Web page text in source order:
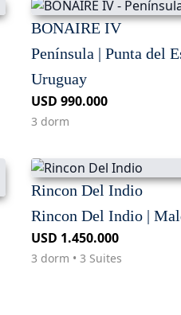
BONAIRE IV
Península | Punta del
Uruguay
USD 990.000
3 dorm
Rincon Del Indio
Rincon Del Indio |
USD 1.450.000
3 dorm • 3 Suites